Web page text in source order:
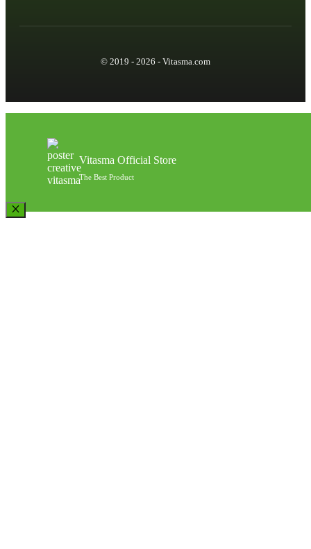
© 2019 - 2026 - Vitasma.com
Vitasma Official Store
The Best Product
Close